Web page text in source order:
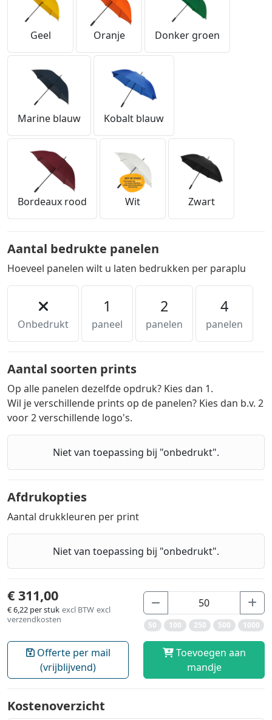
Geel Oranje Donker groen
Marine blauw Kobalt blauw
Bordeaux rood Wit Zwart
Aantal bedrukte panelen
Hoeveel panelen wilt u laten bedrukken per paraplu
Onbedrukt
1
paneel
2
panelen
4
panelen
Aantal soorten prints
Op alle panelen dezelfde opdruk? Kies dan 1.
Wil je verschillende prints op de panelen? Kies dan b.v. 2
voor 2 verschillende logo's.
Niet van toepassing bij "onbedrukt".
Afdrukopties
Aantal drukkleuren per print
Niet van toepassing bij "onbedrukt".
€ 311,00
€ 6,22 per stuk excl BTW excl
verzendkosten
50 100 250 500 1000
Offerte per mail
(vrijblijvend)
Toevoegen aan
mandje
Kostenoverzicht